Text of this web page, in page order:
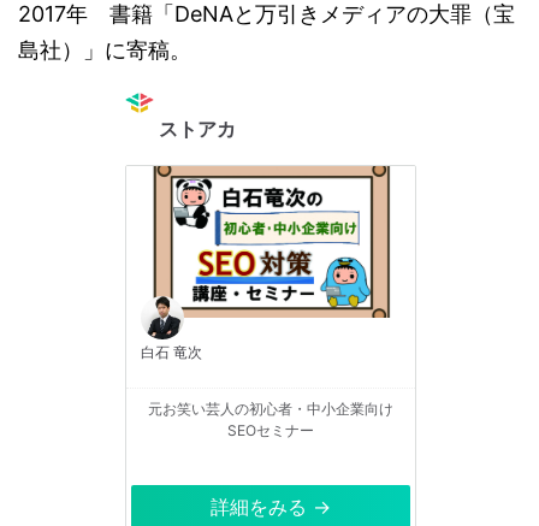
2017年 書籍「DeNAと万引きメディアの大罪（宝
島社）」に寄稿。
ストアカ
白石 竜次
元お笑い芸人の初心者・中小企業向け
SEOセミナー
詳細をみる →